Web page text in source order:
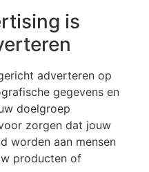
is
adverteren op
gegevens en
doelgroep
zorgen dat jouw
worden aan mensen
producten of